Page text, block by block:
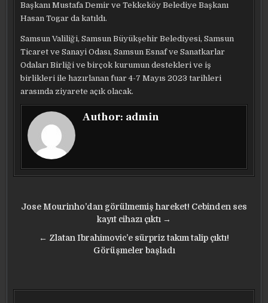
Başkanı Mustafa Demir ve Tekkeköy Belediye Başkanı
Hasan Togar da katıldı.
Samsun Valiliği, Samsun Büyükşehir Belediyesi, Samsun
Ticaret ve Sanayi Odası, Samsun Esnaf ve Sanatkarlar
Odaları Birliği ve birçok kurumun destekleri ve iş
birlikleri ile hazırlanan fuar 4-7 Mayıs 2023 tarihleri
arasında ziyarete açık olacak.
Author: admin
Yazı
Jose Mourinho’dan görülmemiş hareket! Cebinden ses
kayıt cihazı çıktı →
← Zlatan Ibrahimovic’e sürpriz takım talip çıktı!
Görüşmeler başladı